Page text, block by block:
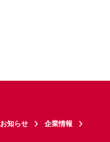
お知らせ 企業情報